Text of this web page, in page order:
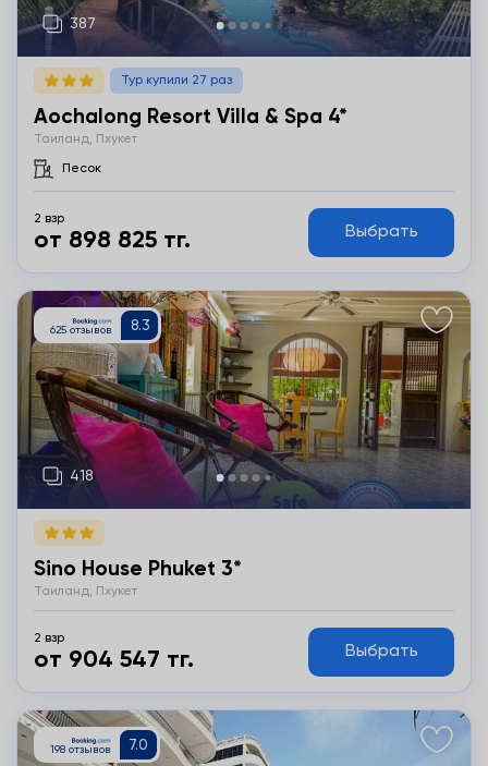
Тур купили 27 раз
Aochalong Resort Villa & Spa 4*
Таиланд, Пхукет
Песок
2 взр
от 898 825 тг. Выбрать
Sino House Phuket 3*
Таиланд, Пхукет
2 взр
от 904 547 тг. Выбрать
Подробнее
Подробнее